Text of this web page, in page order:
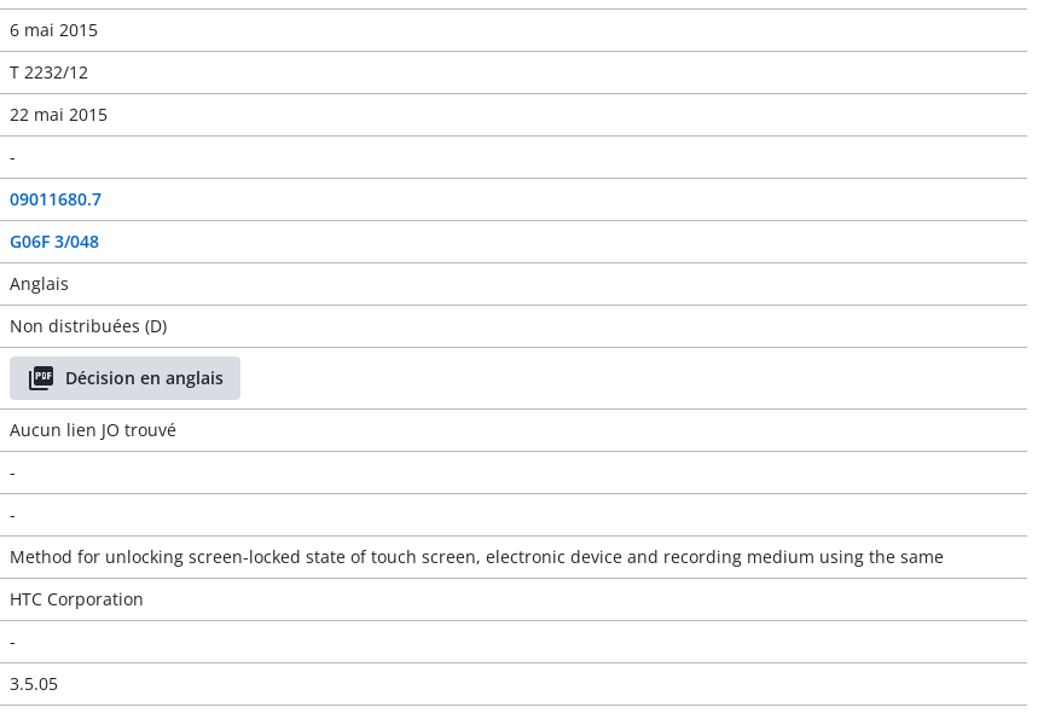
6 mai 2015
T 2232/12
22 mai 2015
-
09011680.7
G06F 3/048
Anglais
Non distribuées (D)
Décision en anglais
Aucun lien JO trouvé
-
-
Method for unlocking screen-locked state of touch screen, electronic device and recording medium using the same
HTC Corporation
-
3.5.05